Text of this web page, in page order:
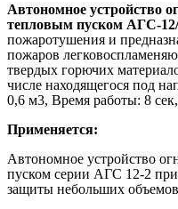
Автономное устройство
тепловым пуском АГС-
пожаротушения и
пожаров
твердых горючих
числе находящегося под
0,6 м3, Время работы: 8
Применяется:
Автономное устройство
пуском серии АГС 12-2
защиты небольших